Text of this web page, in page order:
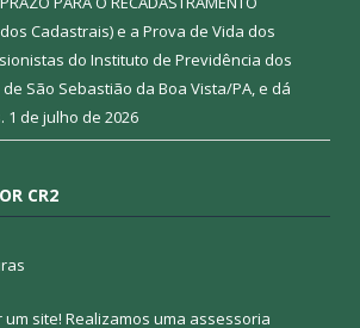
Cadastrais) e a Prova de Vida dos
do Instituto de Previdência dos
São Sebastião da Boa Vista/PA, e dá
1 de julho de 2026
CR2
site! Realizamos uma assessoria